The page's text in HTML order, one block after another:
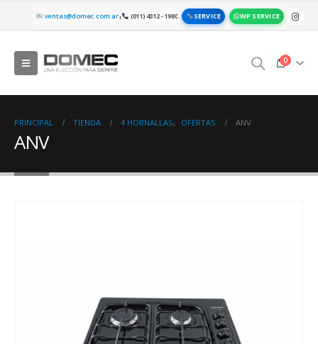
ventas@domec.com.ar| (011) 4312 - 1980 SERVICE WP SERVICE
0
PRINCIPAL TIENDA 4 HORNALLAS, OFERTAS ANV
ANV